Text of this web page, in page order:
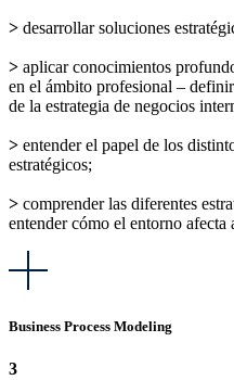
> desarrollar soluciones
> aplicar conocimientos
en el ámbito profesional –
de la estrategia de negocios
> entender el papel de los
estratégicos;
> comprender las diferentes
entender cómo el entorno afecta
Business Process Modeling
3